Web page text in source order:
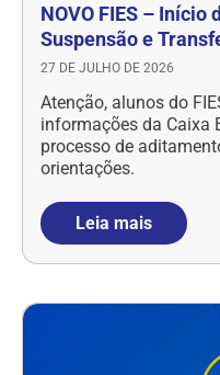
NOVO FIES – Início
Suspensão e
27 DE JULHO DE 2026
Atenção, alunos do
informações da Caixa
processo de
orientações.
Leia mais